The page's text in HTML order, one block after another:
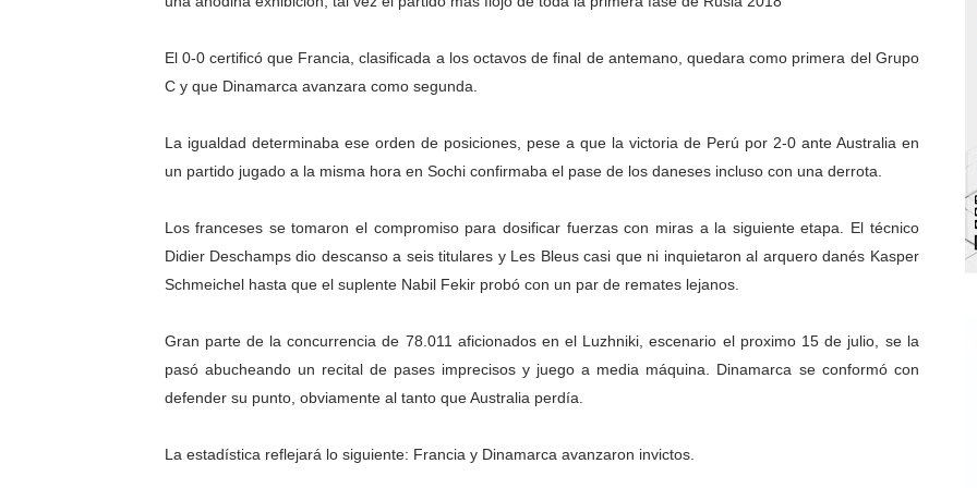
Plan Vacacional "Venezuela Ríe 2026" brinda recreación y cultura a niños del
Iniciación al yoga reúne a diversos clubes deportivos de Zea en una enriquecedora
Mincomunas impulsa el autogobierno en Mérida con plan de actualización y atención
Expertos inspeccionan espacios del OAN para la instalación del detector Cherenkov
El 0-0 certificó que Francia, clasificada a los octavos de final de antemano, quedara como primera del Grupo
C y que Dinamarca avanzara como segunda.
La igualdad determinaba ese orden de posiciones, pese a que la victoria de Perú por 2-0 ante Australia en
un partido jugado a la misma hora en Sochi confirmaba el pase de los daneses incluso con una derrota.
Los franceses se tomaron el compromiso para dosificar fuerzas con miras a la siguiente etapa. El técnico
Didier Deschamps dio descanso a seis titulares y Les Bleus casi que ni inquietaron al arquero danés Kasper
Schmeichel hasta que el suplente Nabil Fekir probó con un par de remates lejanos.
Gran parte de la concurrencia de 78.011 aficionados en el Luzhniki, escenario el proximo 15 de julio, se la
pasó abucheando un recital de pases imprecisos y juego a media máquina. Dinamarca se conformó con
defender su punto, obviamente al tanto que Australia perdía.
La estadística reflejará lo siguiente: Francia y Dinamarca avanzaron invictos.